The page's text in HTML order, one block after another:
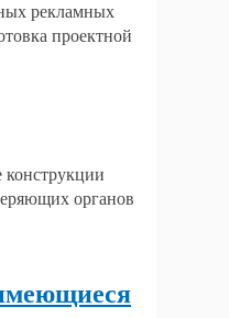
рекламных
проектной
конструкции
органов